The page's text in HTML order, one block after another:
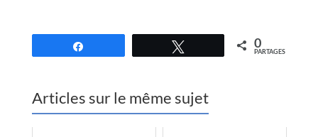
0
PARTAGES
Articles sur le même sujet